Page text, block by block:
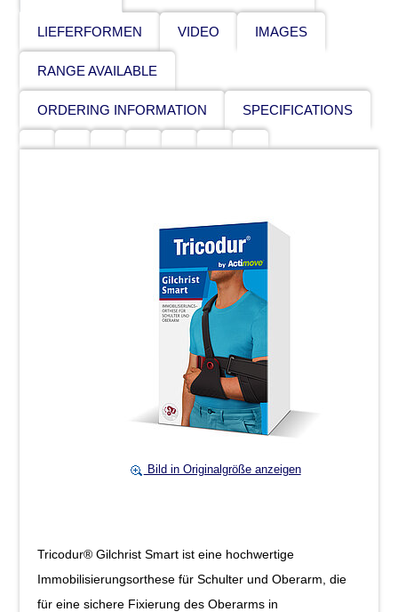
LIEFERFORMEN VIDEO IMAGES
RANGE AVAILABLE
ORDERING INFORMATION SPECIFICATIONS
Bild in Originalgröße anzeigen
Tricodur® Gilchrist Smart ist eine hochwertige
Immobilisierungsorthese für Schulter und Oberarm, die
für eine sichere Fixierung des Oberarms in